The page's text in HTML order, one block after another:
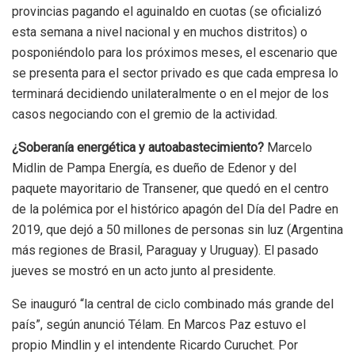
provincias pagando el aguinaldo en cuotas (se oficializó
esta semana a nivel nacional y en muchos distritos) o
posponiéndolo para los próximos meses, el escenario que
se presenta para el sector privado es que cada empresa lo
terminará decidiendo unilateralmente o en el mejor de los
casos negociando con el gremio de la actividad.
¿Soberanía energética y autoabastecimiento? Marcelo
Midlin de Pampa Energía, es dueño de Edenor y del
paquete mayoritario de Transener, que quedó en el centro
de la polémica por el histórico apagón del Día del Padre en
2019, que dejó a 50 millones de personas sin luz (Argentina
más regiones de Brasil, Paraguay y Uruguay). El pasado
jueves se mostró en un acto junto al presidente.
Se inauguró “la central de ciclo combinado más grande del
país”, según anunció Télam. En Marcos Paz estuvo el
propio Mindlin y el intendente Ricardo Curuchet. Por